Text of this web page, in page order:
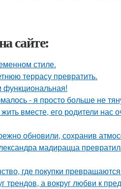
сайте:
стиле.
террасу превратить.
функциональная!
- я просто больше не
вместе, его родители нас
обновили, сохранив
мадирацца
где покупки
трендов, а вокруг любви к